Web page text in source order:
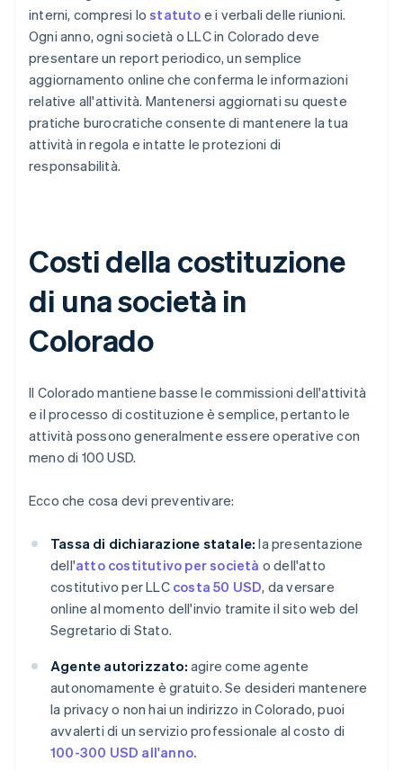
interni, compresi lostatuto e i verbali delle riunioni.
Ogni anno, ogni società o LLC in Colorado deve
presentare un report periodico, un semplice
aggiornamento online che conferma le informazioni
relative all'attività. Mantenersi aggiornati su queste
pratiche burocratiche consente di mantenere la tua
attività in regola e intatte le protezioni di
responsabilità.
Costi della costituzione
di una società in
Colorado
Il Colorado mantiene basse le commissioni dell'attività
e il processo di costituzione è semplice, pertanto le
attività possono generalmente essere operative con
meno di 100 USD.
Ecco che cosa devi preventivare:
Tassa di dichiarazione statale: la presentazione
dell'atto costitutivo per società o dell'atto
costitutivo per LLC costa 50 USD, da versare
online al momento dell'invio tramite il sito web del
Segretario di Stato.
Agente autorizzato: agire come agente
autonomamente è gratuito. Se desideri mantenere
la privacy o non hai un indirizzo in Colorado, puoi
avvalerti di un servizio professionale al costo di
100-300 USD all'anno.